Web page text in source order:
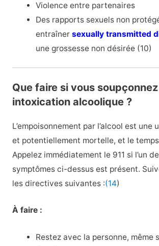
Violence entre partenaires
Des rapports sexuels non
entraînersexually transmitted
une grossesse non désirée (10)
Que faire si vous
intoxication alcoolique ?
L’empoisonnement par l’alcool est une
et potentiellement mortelle, et le
Appelez immédiatement le 911 si l’un
symptômes ci-dessus est présent.
les directives suivantes :(14)
À faire :
Restez avec la personne, même